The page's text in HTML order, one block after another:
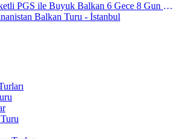
Gaziantep Hareketli PGS ile Buyuk Balkan 6 Gece 8 Gun Vizesiz SKP-SKP
Balkan Turu - İstanbul